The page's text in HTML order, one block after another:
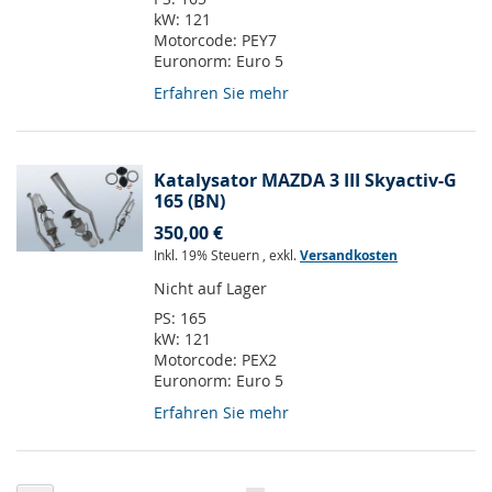
kW: 121
Motorcode: PEY7
Euronorm: Euro 5
Erfahren Sie mehr
Katalysator MAZDA 3 III Skyactiv-G
165 (BN)
350,00 €
Inkl. 19% Steuern , exkl.Versandkosten
Nicht auf Lager
PS: 165
kW: 121
Motorcode: PEX2
Euronorm: Euro 5
Erfahren Sie mehr